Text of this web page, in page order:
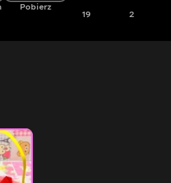
Pobierz
19 2